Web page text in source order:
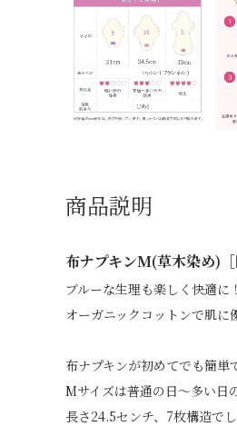
商品説明
布ナプキンM(草木染め)
ブルーな生理も楽しく快適に！
オーガニックコットンで肌に
布ナプキンが初めてでも簡単
Mサイズは普通の日～多い日
長さ24.5センチ、7枚構造で